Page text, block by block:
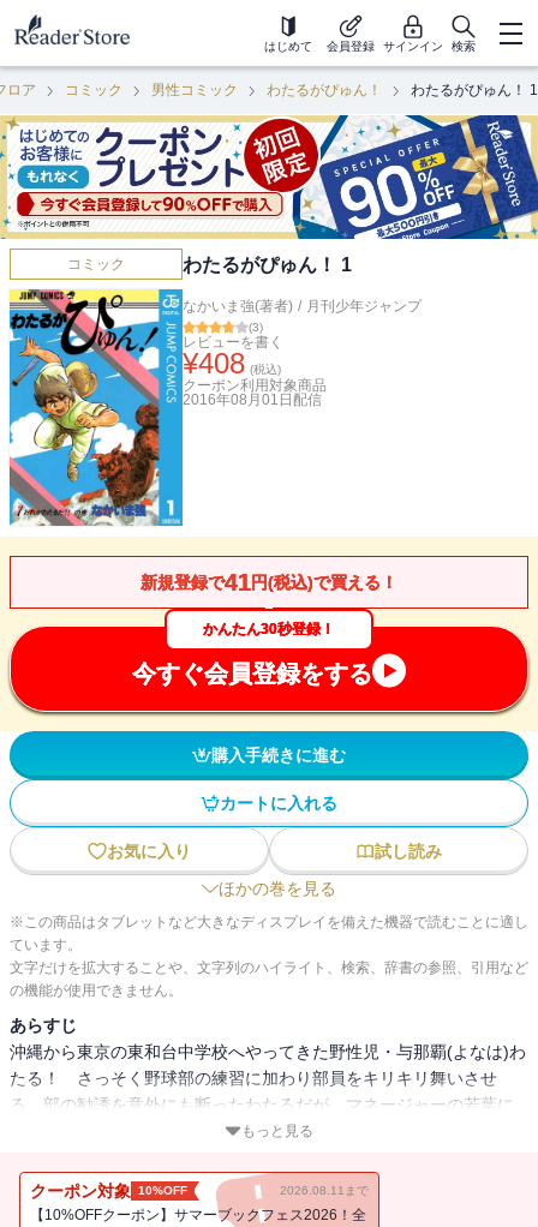
はじめて 会員登録 サインイン 検索
ロア コミック 男性コミック わたるがぴゅん！ わたるがぴゅん！ 1
コミック わたるがぴゅん！ 1
なかいま強(著者) / 月刊少年ジャンプ
(3)
レビューを書く
¥408 (税込)
クーポン利用対象商品
2016年08月01日 配信
新規登録で41円(税込)で買える！
かんたん30秒登録！
今すぐ会員登録をする
購入手続きに進む
カートに入れる
お気に入り
試し読み
ほかの巻を見る
※この商品はタブレットなど大きなディスプレイを備えた機器で読むことに適し
ています。
文字だけを拡大することや、文字列のハイライト、検索、辞書の参照、引用など
の機能が使用できません。
あらすじ
沖縄から東京の東和台中学校へやってきた野性児・与那覇(よなは)わ
たる！ さっそく野球部の練習に加わり部員をキリキリ舞いさせ
る。部の勧誘を意外にも断ったわたるだが、マネージャーの若葉に
一目惚れして・・・!? 月刊少年ジャンプにて20年に渡る長期連載
もっと見る
クーポン対象 10%OFF 2026.08.11まで
【10%OFFクーポン】サマーブックフェス2026！全